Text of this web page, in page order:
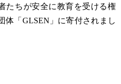
たちが安全に教育を受ける権
体「GLSEN」に寄付されまし